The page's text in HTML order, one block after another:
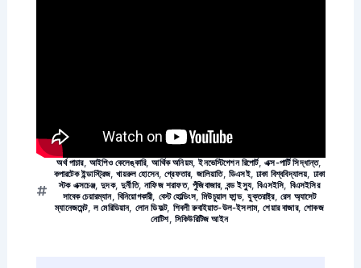
অর্থ পাচার, আইপিও কেলেঙ্কারি,আর্থিক অনিয়ম,ইনভেস্টিগেশন রিপোর্ট,এক্স-পার্টি সিদ্ধান্ত,
কপারটেক ইন্ডাস্ট্রিজ,খায়রুল হোসেন,গ্রেফতার, জালিয়াতি, ডিএসই,ঢাকা বিশ্ববিদ্যালয়, ঢাকা
স্টক এক্সচেঞ্জ,দুদক,দুর্নীতি,নাফিজ শরাফত,পুঁজিবাজার,বন্ড ইস্যু,বিএসইসি, বিএসইসির
সাবেক চেয়ারম্যান, বিনিয়োগকারী, বেস্ট হোল্ডিংস,মিউচুয়াল ফান্ড,যুক্তরাষ্ট্র,রেস অ্যাসেট
ম্যানেজমেন্ট, ল মেরিডিয়ান, লোন ডিফল্ট, শিবলী রুবাইয়াত-উল-ইসলাম,শেয়ার বাজার,শোকজ
নোটিশ, সিকিউরিটিজ আইন